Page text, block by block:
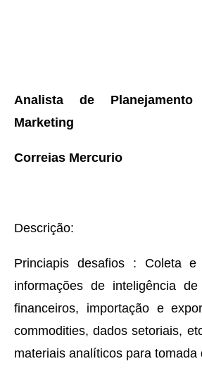
Analista de
Marketing
Correias Mercurio
Descrição:
Princiapis desafios : Coleta e
informações de inteligência
financeiros, importação e
commodities, dados setoriais,
materiais analíticos para tomada